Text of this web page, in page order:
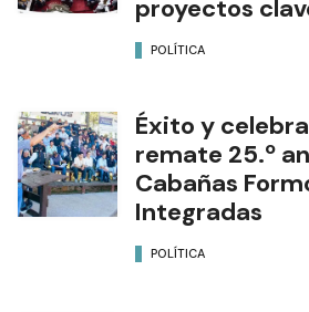
proyectos
POLÍTICA
Éxito y
remate 25.º
Cabañas
Integradas
POLÍTICA